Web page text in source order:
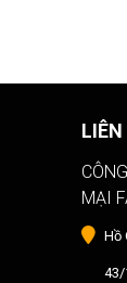
MẠI
Hồ
43/